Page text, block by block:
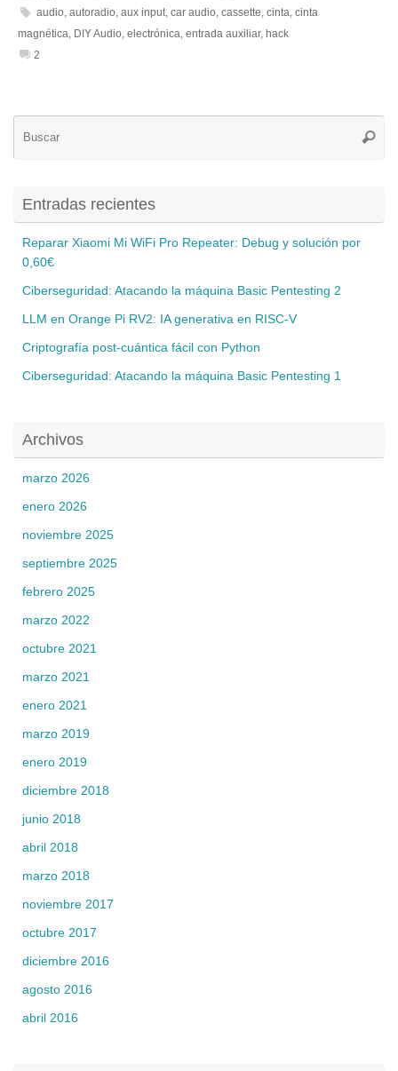
audio, autoradio, aux input, car audio, cassette, cinta, cinta
magnética, DIY Audio, electrónica, entrada auxiliar, hack
2
Entradas recientes
Reparar Xiaomi Mi WiFi Pro Repeater: Debug y solución por
0,60€
Ciberseguridad: Atacando la máquina Basic Pentesting 2
LLM en Orange Pi RV2: IA generativa en RISC-V
Criptografía post-cuántica fácil con Python
Ciberseguridad: Atacando la máquina Basic Pentesting 1
Archivos
marzo 2026
enero 2026
noviembre 2025
septiembre 2025
febrero 2025
marzo 2022
octubre 2021
marzo 2021
enero 2021
marzo 2019
enero 2019
diciembre 2018
junio 2018
abril 2018
marzo 2018
noviembre 2017
octubre 2017
diciembre 2016
agosto 2016
abril 2016